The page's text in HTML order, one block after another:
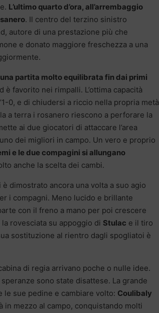
L’ultimo quarto d’ora, all’arrembaggio
. Il centro del terzino sinistro
autore di una prestazione più che
e donato maggiore freschezza a una
partita molto equilibrata fin dai primi
favorito nei rimpalli. L’ottima capacità
0, e di chiudersi a riccio nella propria metà
a terra i rosanero riescono a perforare la
ai due giocatori di attaccare l’area
dei migliori in campo. Un vero e proprio
e le due compagini si allungano
anche la scelta dei cambi.
dimostrato ancora una volta a suo agio
i compagni. Meno lucido e brillante
con il freno a mano per poi crescere
rovesciata su appoggio di Stulac e il tiro
sostituzione al rientro dagli spogliatoi è
di regia arrivano poche o nulle idee.
sono state disattese. La grande
le sue pedine e cambiare volto: Coulibaly
in mezzo al campo, conquistando molti